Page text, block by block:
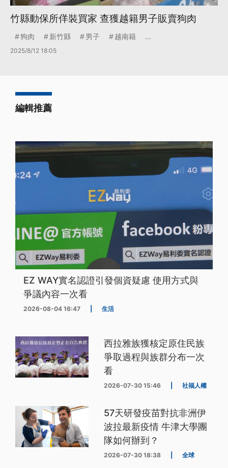
竹縣動保所佯裝買家 查獲越籍男子販賣狗肉
狗肉 新竹縣 男子 越南籍 ...
2025/8/12 18:05
編輯推薦
EZ WAY實名認證引發個資疑慮 使用方式與
爭議內容一次看
2026-08-04 16:47 生活
西拉雅族獲核定原住民族
爭取過程與族群分布一次
看
2026-07-30 15:46 社福人權
57天研發疫苗對抗非洲伊
波拉最新疫情 牛津大學團
隊如何辦到？
2026-07-30 18:38 全球